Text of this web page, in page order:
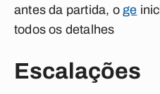
antes da partida, o ge
todos os detalhes
Escalações